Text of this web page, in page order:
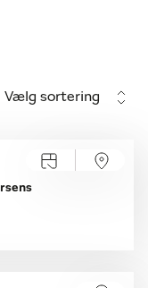
Vælg sortering